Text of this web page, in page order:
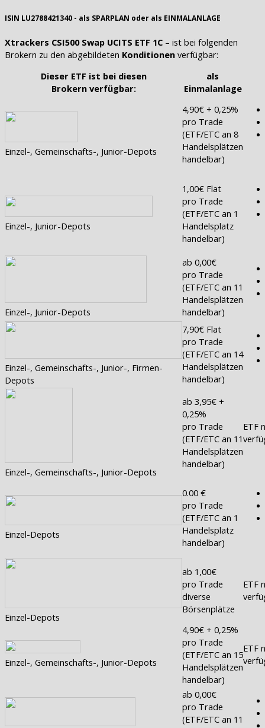
ISIN LU2788421340 - als SPARPLAN oder als EINMALANLAGE
Xtrackers CSI500 Swap UCITS ETF 1C – ist bei folgenden
Brokern zu den abgebildeten Konditionen verfügbar:
Dieser ETF ist bei diesen
Brokern verfügbar:
als
Einmalanlage
Einzel-, Gemeinschafts-, Junior-Depots
4,90€ + 0,25%
pro Trade
(ETF/ETC an 8
Handelsplätzen
handelbar)
Einzel-, Junior-Depots
1,00€ Flat
pro Trade
(ETF/ETC an 1
Handelsplatz
handelbar)
Einzel-, Junior-Depots
ab 0,00€
pro Trade
(ETF/ETC an 11
Handelsplätzen
handelbar)
Einzel-, Gemeinschafts-, Junior-, Firmen-
Depots
7,90€ Flat
pro Trade
(ETF/ETC an 14
Handelsplätzen
handelbar)
Einzel-, Gemeinschafts-, Junior-Depots
ab 3,95€ +
0,25%
pro Trade
(ETF/ETC an 11
Handelsplätzen
handelbar)
ETF
Einzel-Depots
0.00 €
pro Trade
(ETF/ETC an 1
Handelsplatz
handelbar)
Einzel-Depots
ab 1,00€
pro Trade
diverse
Börsenplätze
ETF
Einzel-, Gemeinschafts-, Junior-Depots
4,90€ + 0,25%
pro Trade
(ETF/ETC an 15
Handelsplätzen
handelbar)
ETF
ab 0,00€
pro Trade
(ETF/ETC an 11